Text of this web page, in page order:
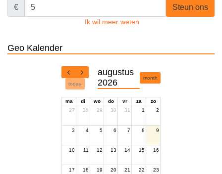
€ Steun ons
Ik wil meer weten
Geo Kalender
today
augustus
2026
month
ma di wo do vr za
zo
27
28 29 30 31 1 2
3 4 5 6 7 8 9
10 11 12 13 14 15 16
17 18 19 20 21 22 23